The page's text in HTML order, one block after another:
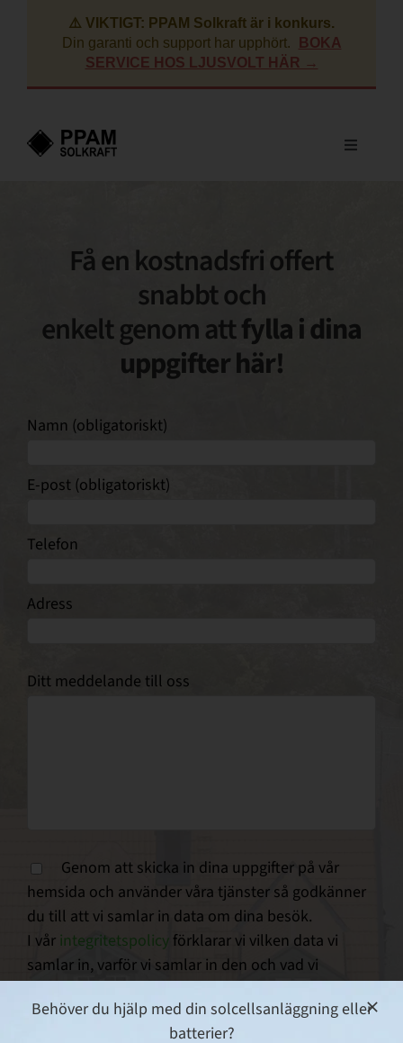
⚠️ VIKTIGT: PPAM Solkraft är i konkurs.
Din garanti och support har upphört.
BOKA
SERVICE HOS LJUSVOLT HÄR →
Toggle
Företag
BRF
Få en kostnadsfri offert
snabbt och
enkelt genom attfylla i dina
uppgifter här!
Namn (obligatoriskt)
E-post (obligatoriskt)
Telefon
Adress
Ditt meddelande till oss
Genom att skicka in dina uppgifter på vår
hemsida och använder våra tjänster så godkänner
du till att vi samlar in data om dina besök.
I vår integritetspolicy förklarar vi vilken data vi
samlar in, varför vi samlar in den och vad vi
This site is protected by reCAPTCHA and the
Behöver du hjälp med din solcellsanläggning eller
batterier?